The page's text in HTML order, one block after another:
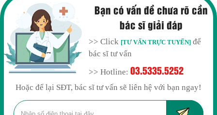
Bạn có vấn đề chưa rõ cần
bác sĩ giải đáp
>> Click [TƯ VẤN TRỰC TUYẾN] để
bác sĩ tư vấn
>> Hotline:03.5335.5252
Hoặc để lại SĐT, bác sĩ tư vấn sẽ liên hệ với bạn ngay!